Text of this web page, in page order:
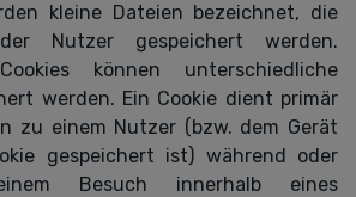
kleine Dateien bezeichnet, die
Nutzer gespeichert werden.
können unterschiedliche
werden. Ein Cookie dient primär
zu einem Nutzer (bzw. dem Gerät
gespeichert ist) während oder
Besuch innerhalb eines